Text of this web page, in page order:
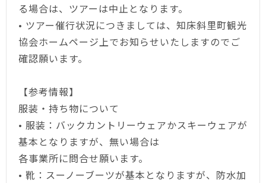
る場合は、ツアーは中止となります。
• ツアー催行状況につきましては、知床斜里町観光
協会ホームページ上でお知らせいたしますのでご
確認願います。
【参考情報】
服装・持ち物について
• 服装：バックカントリーウェアかスキーウェアが
基本となりますが、無い場合は
各事業所に問合せ願います。
• 靴：スーノーブーツが基本となりますが、防水加